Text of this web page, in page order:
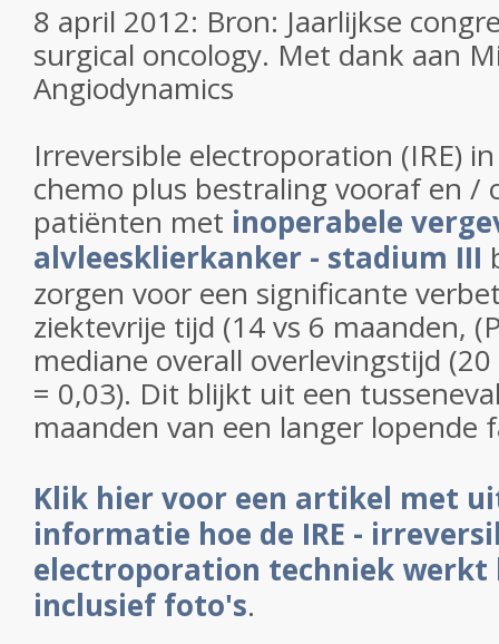
8 april 2012: Bron: Jaarlijkse
surgical oncology. Met dank aan
Angiodynamics
Irreversible electroporation (IRE)
chemo plus bestraling vooraf en /
patiënten met inoperabele
alvleesklierkanker - stadium III
zorgen voor een significante
ziektevrije tijd (14 vs 6 maanden,
mediane overall overlevingstijd
= 0,03). Dit blijkt uit een
maanden van een langer lopende
Klik hier voor een artikel met
informatie hoe de IRE -
electroporation techniek
inclusief foto's.